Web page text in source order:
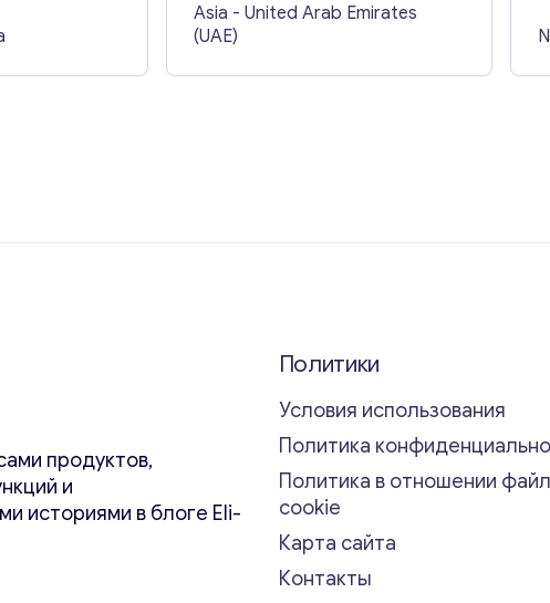
Asia - United Arab Emirates
(UAE)
продуктов,
и
историями в блоге Eli-
Политики
Условия использования
Политика
Политика в отношении
cookie
Карта сайта
Контакты